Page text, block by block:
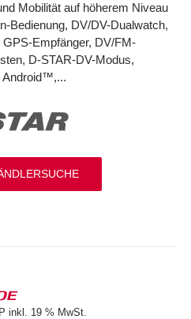
Mobilität auf höherem Niveau
Bedienung, DV/DV-Dualwatch,
GPS-Empfänger, DV/FM-
D-STAR-DV-Modus,
Android™,...
inkl. 19 % MwSt.